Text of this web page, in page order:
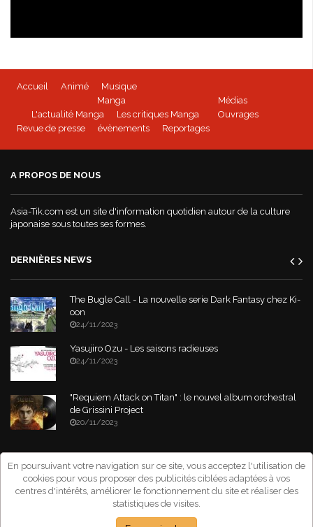
BEYBLADE BURST - Tome 1 disponible
Accueil Animé
Musique
Manga
L'actualité Manga
Les critiques Manga
Médias
Ouvrages
Revue de presse
évènements Reportages
A PROPOS DE NOUS
Asia-Tik.com est un site d'information quotidien autour de la culture
japonaise sous toutes ses formes.
DERNIÈRES NEWS
The Bugle Call - La nouvelle serie Dark Fantasy chez Ki-
oon
24/11/2023
Yasujiro Ozu - Les saisons radieuses
24/11/2023
"Requiem Attack on Titan" : le nouvel album orchestral
de Grissini Project
20/11/2023
Copyright © 2026 Asia-Tik.com. All Rights Reserved.- Site déclaré à la
CNIL sous le numéro: 1267151
En poursuivant votre navigation sur ce site, vous acceptez l'utilisation de
cookies pour vous proposer des publicités ciblées adaptées à vos
centres d'intérêts, améliorer le fonctionnement du site et réaliser des
statistiques de visites.